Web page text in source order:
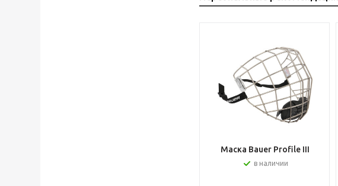
Маска Bauer Profile III
в наличии